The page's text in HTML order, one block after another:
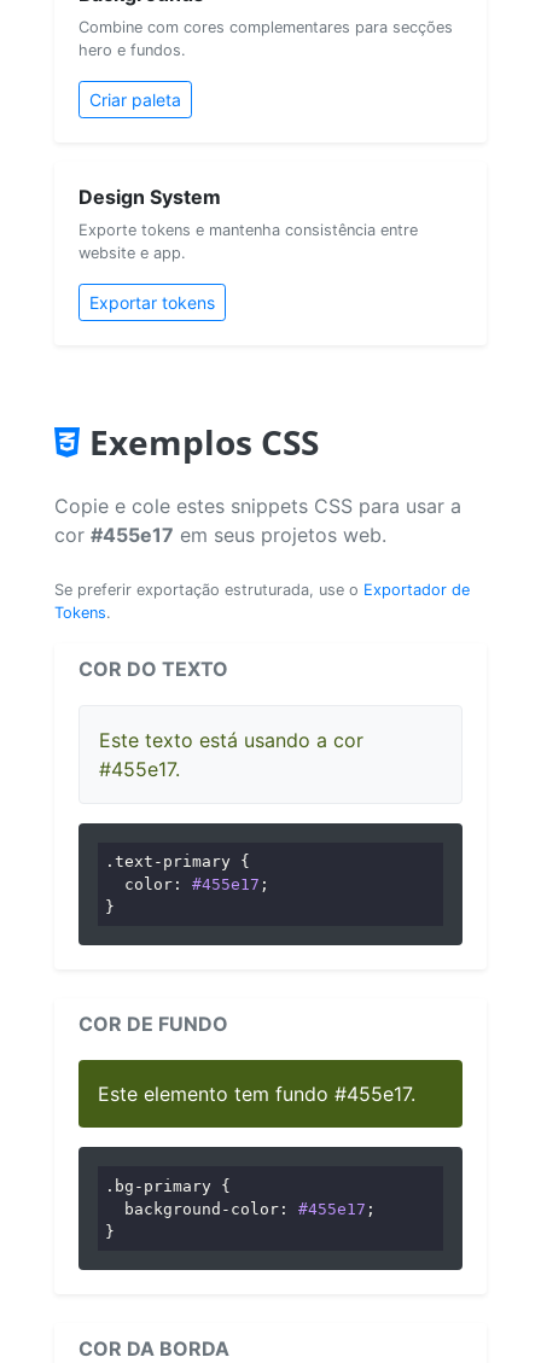
Combine com cores complementares para secções
hero e fundos.
Criar paleta
Design System
Exporte tokens e mantenha consistência entre
website e app.
Exportar tokens
Exemplos CSS
Copie e cole estes snippets CSS para usar a
cor #455e17 em seus projetos web.
Se preferir exportação estruturada, use o Exportador de
Tokens.
COR DO TEXTO
Este texto está usando a cor
#455e17.
.text-primary {
color : #455e17 ;
}
COR DE FUNDO
Este elemento tem fundo #455e17.
.bg-primary {
background-color : #455e17 ;
}
COR DA BORDA